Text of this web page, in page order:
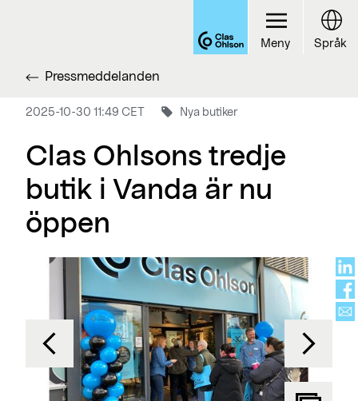
Pressmeddelanden
2025-10-30 11:49 CET Nya butiker
Clas Ohlsons tredje
butik i Vanda är nu
öppen
Meny Språk